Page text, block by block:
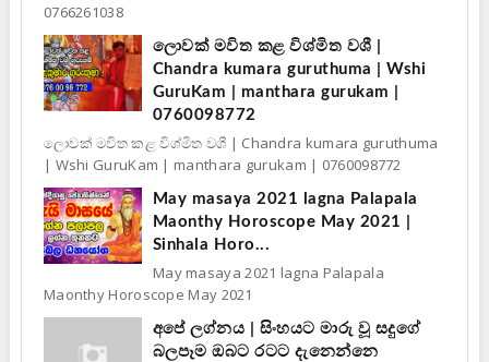
0766261038
ලොවක් මවිත කළ විශ්මිත වශී |
Chandra kumara guruthuma | Wshi
GuruKam | manthara gurukam |
0760098772
ලොවක් මවිත කළ විශ්මිත වශී | Chandra kumara guruthuma
| Wshi GuruKam | manthara gurukam | 0760098772
May masaya 2021 lagna Palapala
Maonthy Horoscope May 2021 |
Sinhala Horo...
May masaya 2021 lagna Palapala
Maonthy Horoscope May 2021
අපේ ලග්නය | සිංහයට මාරු වූ සදුගේ
බලපෑම ඔබට රටට දැනෙන්නෙ